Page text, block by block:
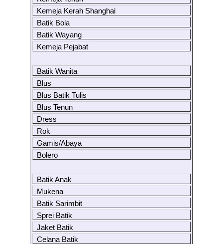
Kemeja Kerah Shanghai
Batik Bola
Batik Wayang
Kemeja Pejabat
Batik Wanita
Blus
Blus Batik Tulis
Blus Tenun
Dress
Rok
Gamis/Abaya
Bolero
Batik Anak
Mukena
Batik Sarimbit
Sprei Batik
Jaket Batik
Celana Batik